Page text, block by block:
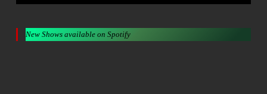
New Shows available on Spotify